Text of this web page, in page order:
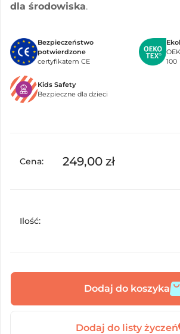
dla środowiska.
Bezpieczeństwo
potwierdzone
certyfikatem CE
100
Kids Safety
Bezpieczne dla dzieci
Ilość:
Cena: 249,00 zł
Dodaj do koszyka